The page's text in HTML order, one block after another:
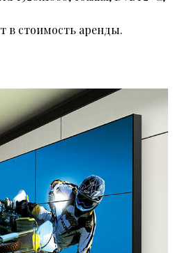
в стоимость аренды.